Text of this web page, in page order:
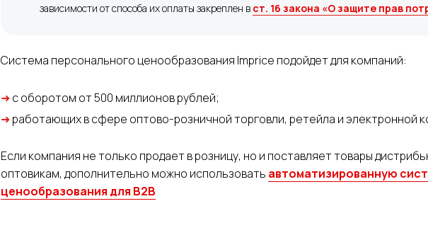
зависимости от способа их оплаты закреплен в ст. 16 закона «О защите прав
Система персонального ценообразования Imprice подойдет для компаний:
➜ с оборотом от 500 миллионов рублей;
➜ работающих в сфере оптово-розничной торговли, ретейла и электронной
Если компания не только продает в розницу, но и поставляет товары
оптовикам, дополнительно можно использовать автоматизированную
ценообразования для B2B